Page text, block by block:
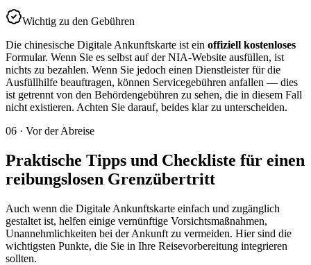
Wichtig zu den Gebühren
Die chinesische Digitale Ankunftskarte ist ein offiziell kostenloses
Formular. Wenn Sie es selbst auf der NIA-Website ausfüllen, ist
nichts zu bezahlen. Wenn Sie jedoch einen Dienstleister für die
Ausfüllhilfe beauftragen, können Servicegebühren anfallen — dies
ist getrennt von den Behördengebühren zu sehen, die in diesem Fall
nicht existieren. Achten Sie darauf, beides klar zu unterscheiden.
06 · Vor der Abreise
Praktische Tipps und Checkliste für einen
reibungslosen Grenzübertritt
Auch wenn die Digitale Ankunftskarte einfach und zugänglich
gestaltet ist, helfen einige vernünftige Vorsichtsmaßnahmen,
Unannehmlichkeiten bei der Ankunft zu vermeiden. Hier sind die
wichtigsten Punkte, die Sie in Ihre Reisevorbereitung integrieren
sollten.